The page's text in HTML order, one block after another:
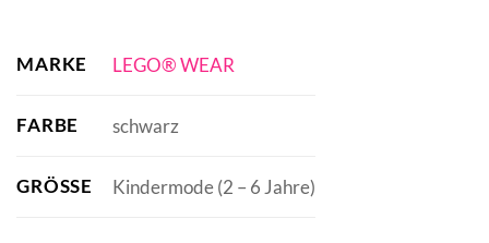
MARKE LEGO® WEAR
FARBE schwarz
GRÖSSE Kindermode (2 – 6 Jahre)